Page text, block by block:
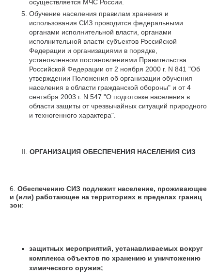
осуществляется МЧС России.
Обучение населения правилам хранения и
использования СИЗ проводится федеральными
органами исполнительной власти, органами
исполнительной власти субъектов Российской
Федерации и организациями в порядке,
установленном постановлениями Правительства
Российской Федерации от 2 ноября 2000 г. N 841 "Об
утверждении Положения об организации обучения
населения в области гражданской обороны" и от 4
сентября 2003 г. N 547 "О подготовке населения в
области защиты от чрезвычайных ситуаций природного
и техногенного характера".
II. ОРГАНИЗАЦИЯ ОБЕСПЕЧЕНИЯ НАСЕЛЕНИЯ СИЗ
6. Обеспечению СИЗ подлежит население, проживающее
и (или) работающее на территориях в пределах границ
зон:
защитных мероприятий, устанавливаемых вокруг
комплекса объектов по хранению и уничтожению
химического оружия;